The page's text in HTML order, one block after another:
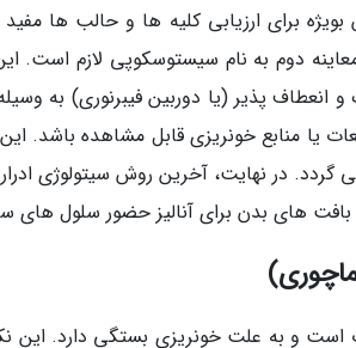
برای ارزیابی کلیه ها و حالب ها مفید
پذیر (یا دوربین فیبرنوری) به
یا منابع خونریزی قابل مشاهده باشد.
در نهایت، آخرین روش سیتولوژی
های بدن برای آنالیز حضور سلول های
است و به علت خونریزی بستگی دارد. این